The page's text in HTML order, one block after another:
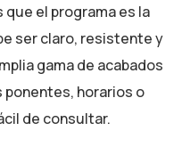
el programa es la
ser claro, resistente y
gama de acabados
ponentes, horarios o
de consultar.